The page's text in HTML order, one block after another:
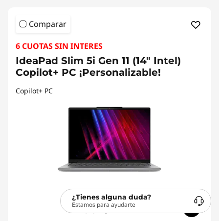
Comparar
6 CUOTAS SIN INTERES
IdeaPad Slim 5i Gen 11 (14" Intel)
Copilot+ PC ¡Personalizable!
Copilot+ PC
¿Tienes alguna duda?
Estamos para ayudarte